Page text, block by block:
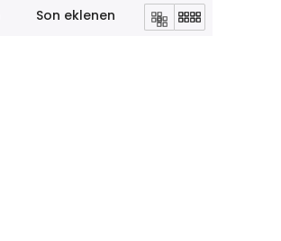
Son eklenen